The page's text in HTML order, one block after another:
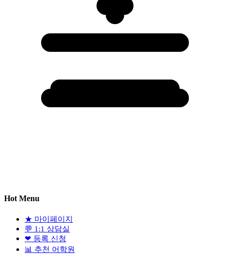
Hot Menu
★ 마이페이지
💬 1:1 상담실
❤ 등록 신청
📊 추천 어학원